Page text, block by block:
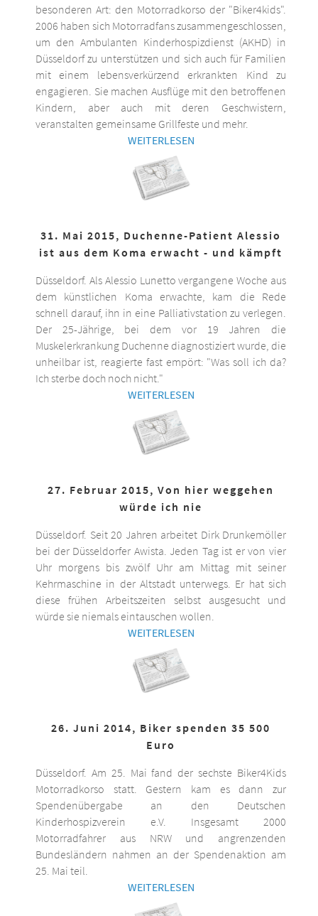
besonderen Art: den Motorradkorso der "Biker4kids".
2006 haben sich Motorradfans zusammengeschlossen,
um den Ambulanten Kinderhospizdienst (AKHD) in
Düsseldorf zu unterstützen und sich auch für Familien
mit einem lebensverkürzend erkrankten Kind zu
engagieren. Sie machen Ausflüge mit den betroffenen
Kindern, aber auch mit deren Geschwistern,
veranstalten gemeinsame Grillfeste und mehr.
WEITERLESEN
31. Mai 2015, Duchenne-Patient Alessio
ist aus dem Koma erwacht - und kämpft
Düsseldorf. Als Alessio Lunetto vergangene Woche aus
dem künstlichen Koma erwachte, kam die Rede
schnell darauf, ihn in eine Palliativstation zu verlegen.
Der 25-Jährige, bei dem vor 19 Jahren die
Muskelerkrankung Duchenne diagnostiziert wurde, die
unheilbar ist, reagierte fast empört: "Was soll ich da?
Ich sterbe doch noch nicht."
WEITERLESEN
27. Februar 2015, Von hier weggehen
würde ich nie
Düsseldorf. Seit 20 Jahren arbeitet Dirk Drunkemöller
bei der Düsseldorfer Awista. Jeden Tag ist er von vier
Uhr morgens bis zwölf Uhr am Mittag mit seiner
Kehrmaschine in der Altstadt unterwegs. Er hat sich
diese frühen Arbeitszeiten selbst ausgesucht und
würde sie niemals eintauschen wollen.
WEITERLESEN
26. Juni 2014, Biker spenden 35 500
Euro
Düsseldorf. Am 25. Mai fand der sechste Biker4Kids
Motorradkorso statt. Gestern kam es dann zur
Spendenübergabe an den Deutschen
Kinderhospizverein e.V. Insgesamt 2000
Motorradfahrer aus NRW und angrenzenden
Bundesländern nahmen an der Spendenaktion am
25. Mai teil.
WEITERLESEN